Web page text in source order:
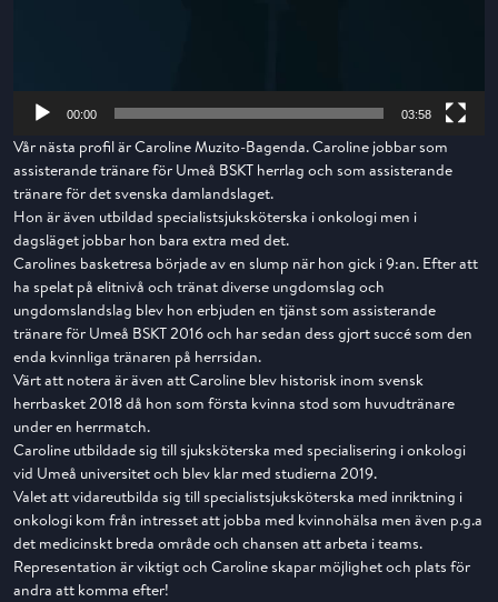
00:00 03:58
Vår nästa profil är Caroline Muzito-Bagenda. Caroline jobbar som
assisterande tränare för Umeå BSKT herrlag och som assisterande
tränare för det svenska damlandslaget.
Hon är även utbildad specialistsjuksköterska i onkologi men i
dagsläget jobbar hon bara extra med det.
Carolines basketresa började av en slump när hon gick i 9:an. Efter att
ha spelat på elitnivå och tränat diverse ungdomslag och
ungdomslandslag blev hon erbjuden en tjänst som assisterande
tränare för Umeå BSKT 2016 och har sedan dess gjort succé som den
enda kvinnliga tränaren på herrsidan.
Värt att notera är även att Caroline blev historisk inom svensk
herrbasket 2018 då hon som första kvinna stod som huvudtränare
under en herrmatch.
Caroline utbildade sig till sjuksköterska med specialisering i onkologi
vid Umeå universitet och blev klar med studierna 2019.
Valet att vidareutbilda sig till specialistsjuksköterska med inriktning i
onkologi kom från intresset att jobba med kvinnohälsa men även p.g.a
det medicinskt breda område och chansen att arbeta i teams.
Representation är viktigt och Caroline skapar möjlighet och plats för
andra att komma efter!